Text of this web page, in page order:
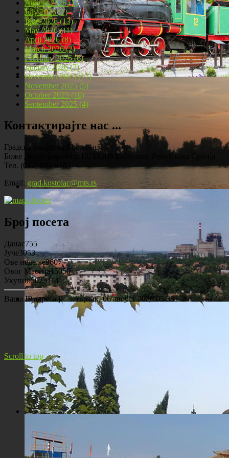
Локомотива у центру Костолца
Костолац на Дунаву
Панорама Костолца
August 2026 (1)
July 2026 (1)
June 2026 (13)
May 2026 (11)
April 2026 (8)
March 2026 (2)
February 2026 (6)
January 2026 (7)
December 2025 (17)
November 2025 (5)
October 2025 (10)
September 2025 (4)
Контактирајте нас ...
Градска општина Костолац
Боже Димитријевића 12, 12208 Костолац, Република Србија
Тел. (012) 241 830
Email: grad.kostolac@mts.rs
Број посета
Данас755
Јуче3053
Ове недеље9607
Овог Месеца15050
Укупно5023114
Ваша IP адреса је:четвртак, 06 август 2026 05:38
Scroll to top